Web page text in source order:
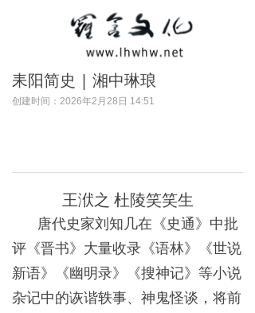
耒阳简史 | 湘中琳琅
创建时间： 2026年2月28日 14:51
王洑之 杜陵笑笑生
唐代史家刘知几在《史通》中批
评《晋书》大量收录《语林》《世说
新语》《幽明录》《搜神记》等小说
杂记中的诙谐轶事、神鬼怪谈，将前